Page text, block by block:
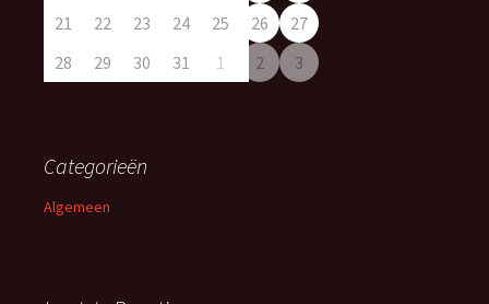
21
22 23 24 25 26
27
28
29 30 31 1 2 3
Categorieën
Algemeen